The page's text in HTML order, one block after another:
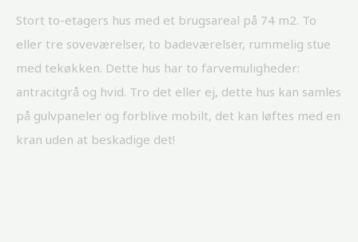
Stort to-etagers hus med et brugsareal på 74 m2. To
eller tre soveværelser, to badeværelser, rummelig stue
med tekøkken. Dette hus har to farvemuligheder:
antracitgrå og hvid. Tro det eller ej, dette hus kan samles
på gulvpaneler og forblive mobilt, det kan løftes med en
kran uden at beskadige det!